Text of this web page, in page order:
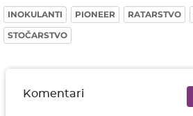
INOKULANTI PIONEER RATARSTVO
STOČARSTVO
Komentari